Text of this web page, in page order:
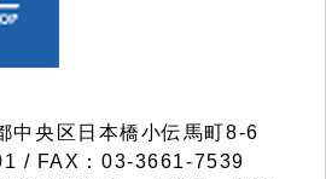
央区日本橋小伝馬町8-6
/ FAX：03-3661-7539